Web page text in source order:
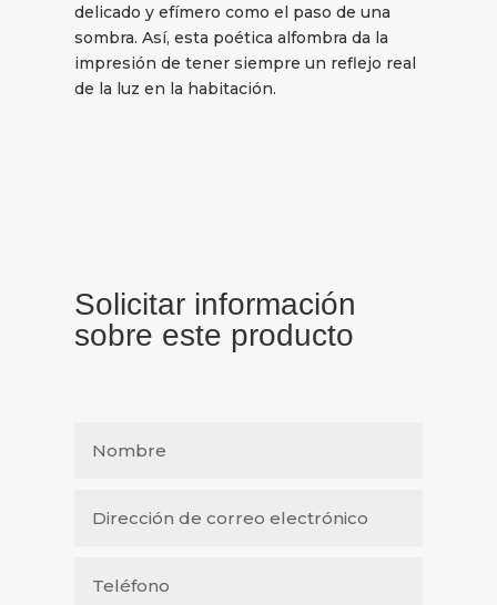
delicado y efímero como el paso de una
sombra. Así, esta poética alfombra da la
impresión de tener siempre un reflejo real
de la luz en la habitación.
Solicitar información
sobre este producto